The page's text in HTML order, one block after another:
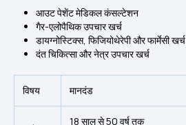
आउट पेशेंट मेडिकल कंसल्टेशन
गैर-एलोपैथिक उपचार खर्च
डायग्नोस्टिक्स, फिजियोथेरेपी और फार्मेसी खर्च
दंत चिकित्सा और नेत्र उपचार खर्च
विषय मानदंड
18 साल से 50 वर्ष तक